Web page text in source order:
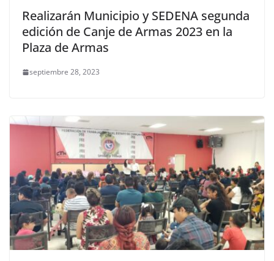
Realizarán Municipio y SEDENA segunda
edición de Canje de Armas 2023 en la
Plaza de Armas
septiembre 28, 2023